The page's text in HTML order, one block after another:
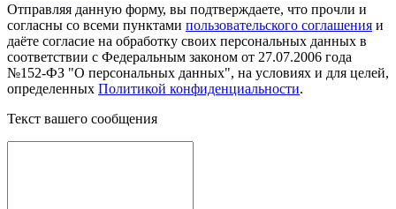
Отправляя данную форму, вы подтверждаете, что прочли и
согласны со всеми пунктами пользовательского соглашения и
даёте согласие на обработку своих персональных данных в
соответствии с Федеральным законом от 27.07.2006 года
№152-ФЗ "О персональных данных", на условиях и для целей,
определенных Политикой конфиденциальности.
Текст вашего сообщения